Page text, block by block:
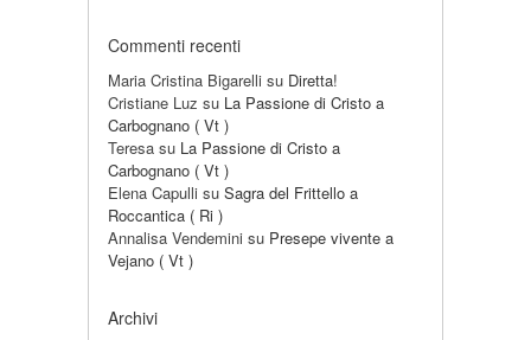
Commenti recenti
Maria Cristina Bigarelli su Diretta!
Cristiane Luz su La Passione di Cristo a
Carbognano ( Vt )
Teresa su La Passione di Cristo a
Carbognano ( Vt )
Elena Capulli su Sagra del Frittello a
Roccantica ( Ri )
Annalisa Vendemini su Presepe vivente a
Vejano ( Vt )
Archivi